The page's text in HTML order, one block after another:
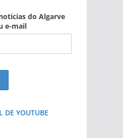
do Algarve
e-mail
DE YOUTUBE